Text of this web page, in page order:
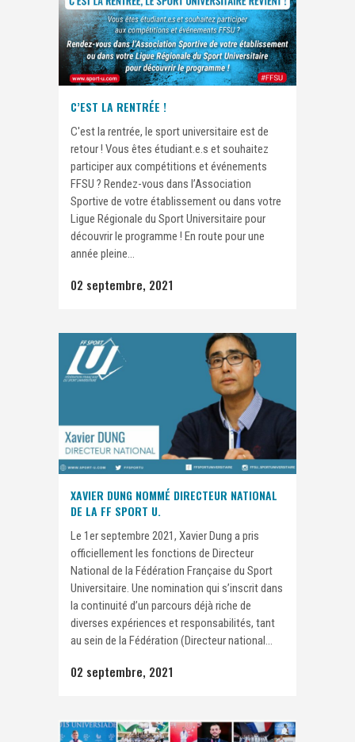
C’EST LA RENTRÉE !
C'est la rentrée, le sport universitaire est de
retour ! Vous êtes étudiant.e.s et souhaitez
participer aux compétitions et événements
FFSU ? Rendez-vous dans l’Association
Sportive de votre établissement ou dans votre
Ligue Régionale du Sport Universitaire pour
découvrir le programme ! En route pour une
année pleine...
02 septembre, 2021
XAVIER DUNG NOMMÉ DIRECTEUR NATIONAL
DE LA FF SPORT U.
Le 1er septembre 2021, Xavier Dung a pris
officiellement les fonctions de Directeur
National de la Fédération Française du Sport
Universitaire. Une nomination qui s’inscrit dans
la continuité d’un parcours déjà riche de
diverses expériences et responsabilités, tant
au sein de la Fédération (Directeur national...
02 septembre, 2021